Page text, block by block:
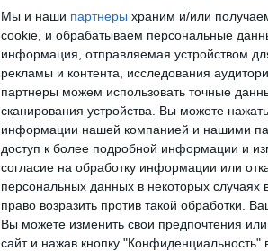
Мы и наши партнеры храним и/или
cookie, и обрабатываем персональные
информация, отправляемая устройством
рекламы и контента, исследования
партнеры можем использовать точные
сканирования устройства. Вы можете
информации нашей компанией и нашими
доступ к более подробной информации и
согласие на обработку информации или
персональных данных в некоторых
право возразить против такой обработки.
Вы можете изменить свои предпочтения
сайт и нажав кнопку "Конфиденциальность"